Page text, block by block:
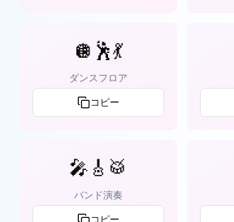
🪩🕺💃
ダンスフロア
コピー
🎤🎸🥁
バンド演奏
コピー